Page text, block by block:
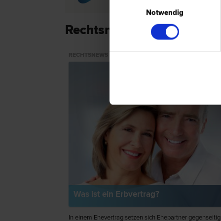
Notwendig
Rechtsnews &
Was ist ein Erbvertrag?
In einem Ehevertrag setzen sich Ehepartner